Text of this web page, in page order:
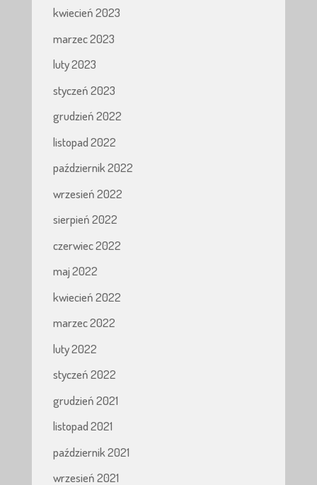
kwiecień 2023
marzec 2023
luty 2023
styczeń 2023
grudzień 2022
listopad 2022
październik 2022
wrzesień 2022
sierpień 2022
czerwiec 2022
maj 2022
kwiecień 2022
marzec 2022
luty 2022
styczeń 2022
grudzień 2021
listopad 2021
październik 2021
wrzesień 2021